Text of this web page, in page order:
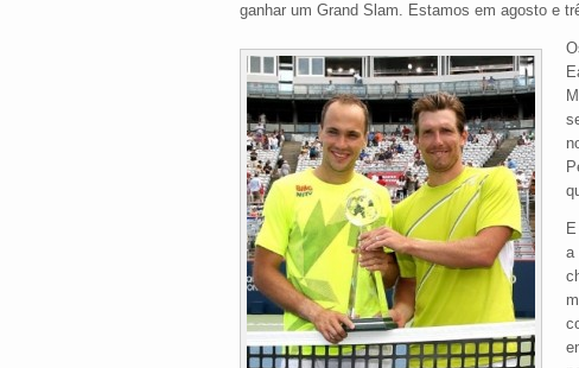
ganhar um Grand Slam. Estamos em agosto e
a